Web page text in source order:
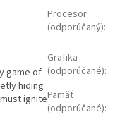
game of
hiding
ignite
Procesor
(odporúčaný):
Grafika
(odporúčané):
Pamäť
(odporúčané):